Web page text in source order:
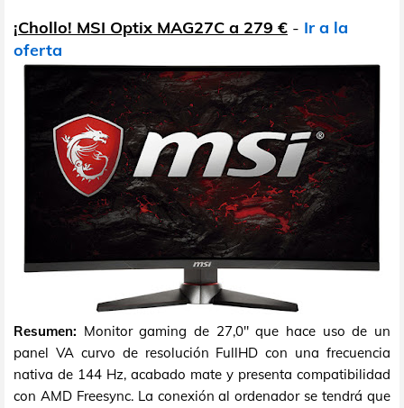
¡Chollo! MSI Optix MAG27C a 279 € - Ir a la
oferta
Resumen: Monitor gaming de 27,0" que hace uso de un
panel VA curvo de resolución FullHD con una frecuencia
nativa de 144 Hz, acabado mate y presenta compatibilidad
con AMD Freesync. La conexión al ordenador se tendrá que